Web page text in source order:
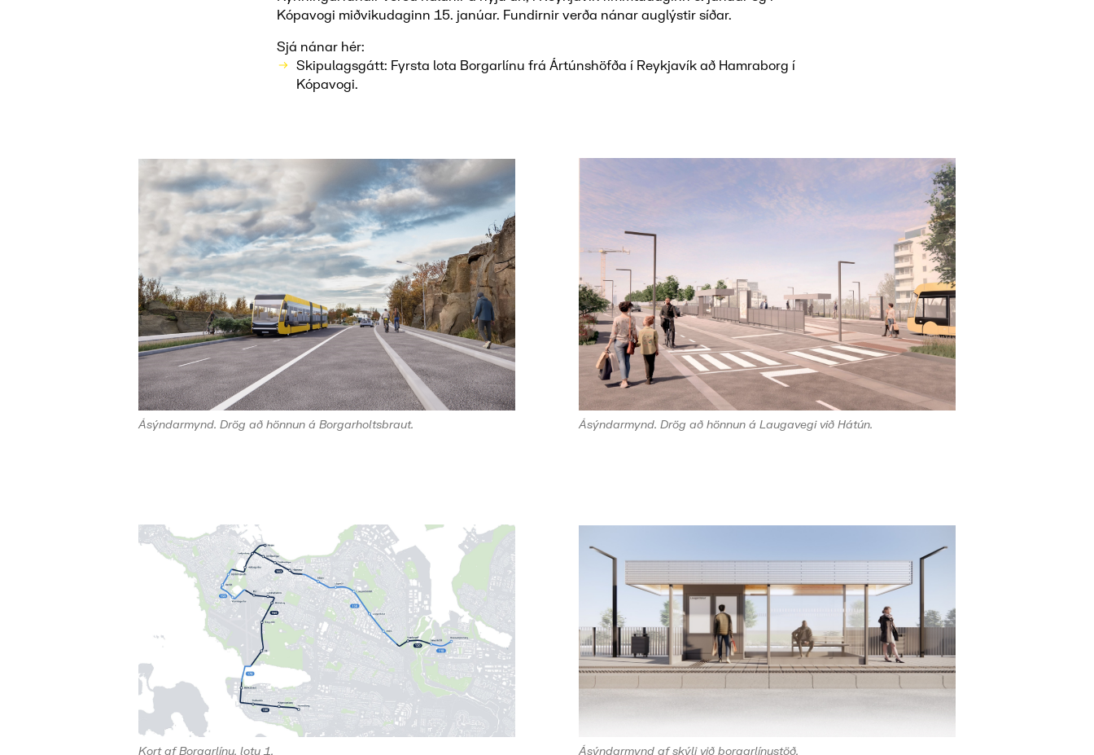
Kópavogi miðvikudaginn 15. janúar. Fundirnir verða nánar auglýstir síðar.
Sjá nánar hér:
Skipulagsgátt: Fyrsta lota Borgarlínu frá Ártúnshöfða í Reykjavík að Hamraborg í
Kópavogi.
Ásýndarmynd. Drög að hönnun á Borgarholtsbraut. Ásýndarmynd. Drög að hönnun á Laugavegi við Hátún.
Kort af Borgarlínu, lotu 1. Ásýndarmynd af skýli við borgarlínustöð.